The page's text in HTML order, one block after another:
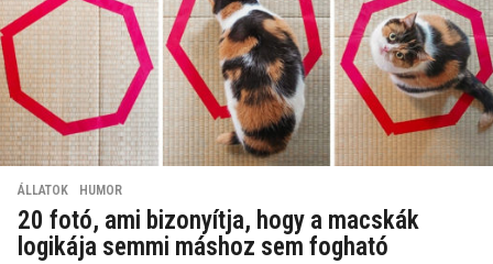
ÁLLATOK ,HUMOR
20 fotó, ami bizonyítja, hogy a macskák
logikája semmi máshoz sem fogható